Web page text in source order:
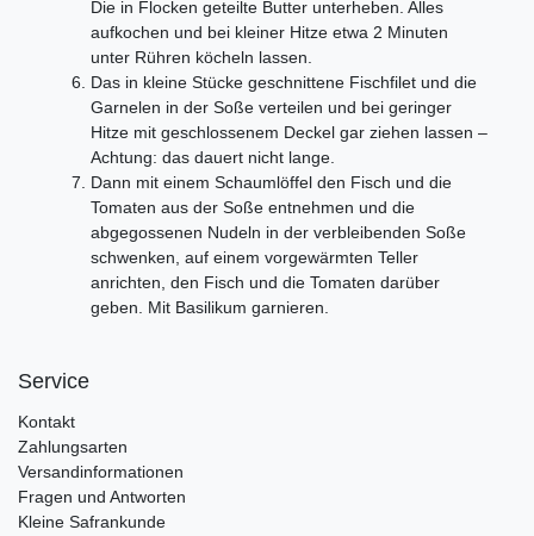
Die in Flocken geteilte Butter unterheben. Alles
aufkochen und bei kleiner Hitze etwa 2 Minuten
unter Rühren köcheln lassen.
Das in kleine Stücke geschnittene Fischfilet und die
Garnelen in der Soße verteilen und bei geringer
Hitze mit geschlossenem Deckel gar ziehen lassen –
Achtung: das dauert nicht lange.
Dann mit einem Schaumlöffel den Fisch und die
Tomaten aus der Soße entnehmen und die
abgegossenen Nudeln in der verbleibenden Soße
schwenken, auf einem vorgewärmten Teller
anrichten, den Fisch und die Tomaten darüber
geben. Mit Basilikum garnieren.
Service
Kontakt
Zahlungsarten
Versandinformationen
Fragen und Antworten
Kleine Safrankunde